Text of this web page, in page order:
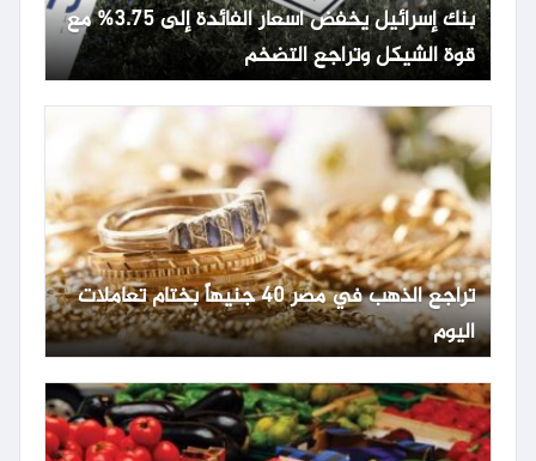
بنك إسرائيل يخفض أسعار الفائدة إلى 3.75% مع
قوة الشيكل وتراجع التضخم
تراجع الذهب في مصر 40 جنيهاً بختام تعاملات
اليوم